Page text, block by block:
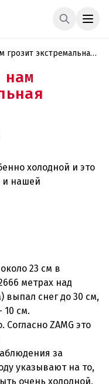
грозит экстремальная
холодной и это
и нашей
23 см в
метрах над
выпал снег до 30 см,
см.
ZAMG это
за
указывают на то,
очень холодной,